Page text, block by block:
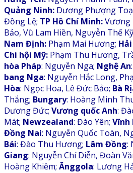
Quảng Ninh: Dương Phượng
Đồng Lệ; TP Hồ Chí Minh:Vương
Bảo, Vũ Lam Hiền, Nguyễn Thế
Nam Định: Phạm Mai Hương;
Chi hội Mỹ: Phạm Thu Hương,
hòa Pháp: Nguyễn Nga; Nghệ An
bang Nga: Nguyễn Hắc Long,
Hòa: Ngọc Hoa, Lê Đức Bảo; Bà
Thắng; Bungary: Hoàng Minh
Dương Đức; Vương quốc Anh:
Mát; Newzealand: Đào Yên; Vĩnh
Đồng Nai: Nguyễn Quốc Toàn,
Bái: Đào Thu Hương; Lâm Đồng:
Giang: Nguyễn Chí Diễn, Đoàn
Hoàng Khiêm; Ănggola: Lương